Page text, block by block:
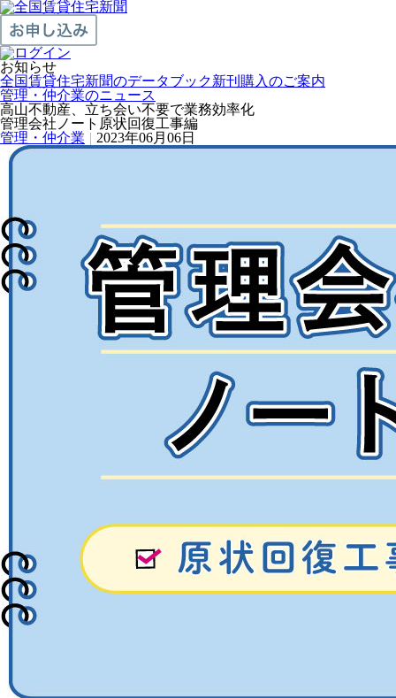
お知らせ
全国賃貸住宅新聞のデータブック新刊購入のご案内
管理・仲介業のニュース
高山不動産、立ち会い不要で業務効率化
管理会社ノート原状回復工事編
管理・仲介業 | 2023年06月06日